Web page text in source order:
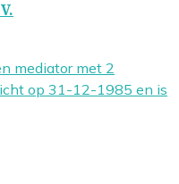
mediator met 2
op 31-12-1985 en is